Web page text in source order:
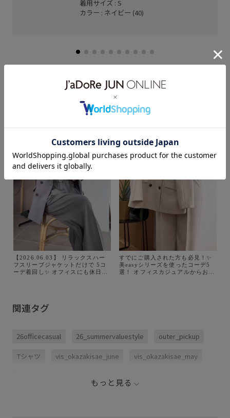
着用サイズ : S
カラー : ネイビー (40)
【2026.06.03】 リラックスハー
フスリーブジャケットだけで 5コ
ーデ着回し✨ オフィスにも休日に
ンライクハーフスリーブダブルジ
@jadorejunonline
すでにご購入された方も必見！✨
美easyシリーズを使ったコーデ5
選！ オフィスカジュアルからお出
関連タグ
26officecasual 26_summervaluestyle outer_pickup
Tシャツ vis_okazakisae_june vis_okazakisae_may
もっと見る